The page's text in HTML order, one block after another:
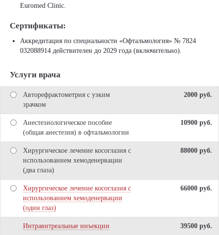
Euromed Clinic.
Сертификаты:
Аккредитация по специальности «Офтальмология» № 7824
032088914 действителен до 2029 года (включительно).
Услуги врача
Авторефрактометрия с узким
зрачком
2000 pуб.
Анестезиологическое пособие
(общая анестезия) в офтальмологии
10900 pуб.
Хирургическое лечение косоглазия с
использованием хемоденервации
(два глаза)
88000 pуб.
Хирургическое лечение косоглазия с
использованием хемоденервации
(один глаз)
66000 pуб.
Интравитреальные инъекции 39500 pуб.